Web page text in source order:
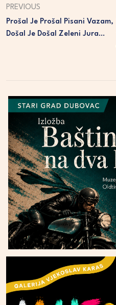
PREVIOUS
Prošal Je Prošal Pisani Vazam,
Došal Je Došal Zeleni Jura…